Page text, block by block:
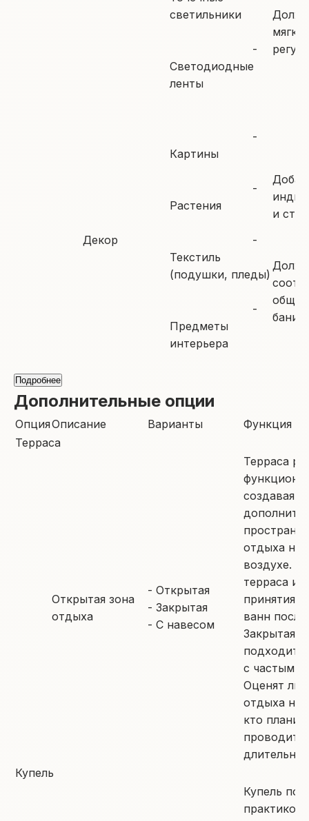
светильники
-
Светодиодные
ленты
Декор
-
Картины
-
Растения
-
Текстиль
(подушки, пледы)
-
Предметы
интерьера
и
бани
Подробнее
Дополнительные опции
ОпцияОписание Варианты
Функция
Терраса
Открытая зона
отдыха
- Открытая
- Закрытая
- С навесом
Терраса
создавая
отдыха на
воздухе.
терраса
принятия
ванн
Закрытая
подходит
с частыми
Оценят
отдыха на
кто
проводить
Купель
Купель